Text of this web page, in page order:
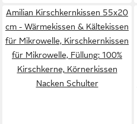
Amilian Kirschkernkissen 55x20
cm - Wärmekissen & Kältekissen
für Mikrowelle, Kirschkernkissen
für Mikrowelle, Füllung: 100%
Kirschkerne, Körnerkissen
Nacken Schulter